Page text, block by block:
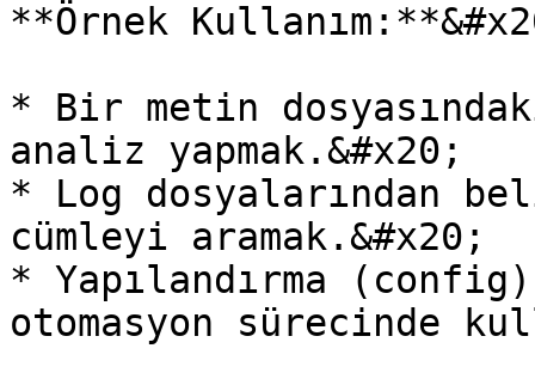
**Örnek
* Bir metin
analiz yapmak.&#x20;
* Log dosyalarından
cümleyi aramak.&#x20;
* Yapılandırma
otomasyon sürecinde